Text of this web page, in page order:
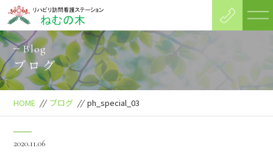
Blog
ブログ
HOME // ブログ // ph_special_03
2020.11.06